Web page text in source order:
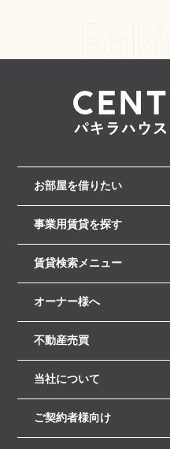
お部屋を借りたい
事業用賃貸を探す
賃貸検索メニュー
オーナー様へ
不動産売買
当社について
ご契約者様向け